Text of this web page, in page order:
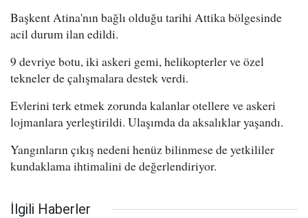
Başkent Atina'nın bağlı olduğu tarihi Attika bölgesinde
acil durum ilan edildi.
9 devriye botu, iki askeri gemi, helikopterler ve özel
tekneler de çalışmalara destek verdi.
Evlerini terk etmek zorunda kalanlar otellere ve askeri
lojmanlara yerleştirildi. Ulaşımda da aksalıklar yaşandı.
Yangınların çıkış nedeni henüz bilinmese de yetkililer
kundaklama ihtimalini de değerlendiriyor.
İlgili Haberler